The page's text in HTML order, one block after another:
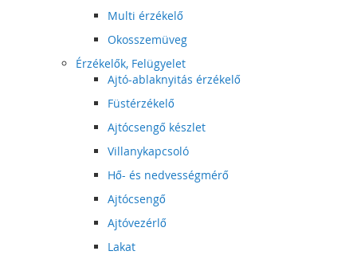
Multi érzékelő
Okosszemüveg
Érzékelők, Felügyelet
Ajtó-ablaknyitás érzékelő
Füstérzékelő
Ajtócsengő készlet
Villanykapcsoló
Hő- és nedvességmérő
Ajtócsengő
Ajtóvezérlő
Lakat